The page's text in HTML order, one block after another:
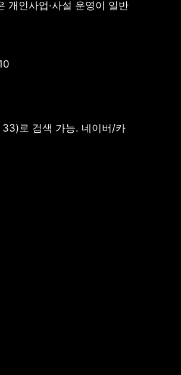
개인사업·사설 운영이 일반
로 검색 가능. 네이버/카